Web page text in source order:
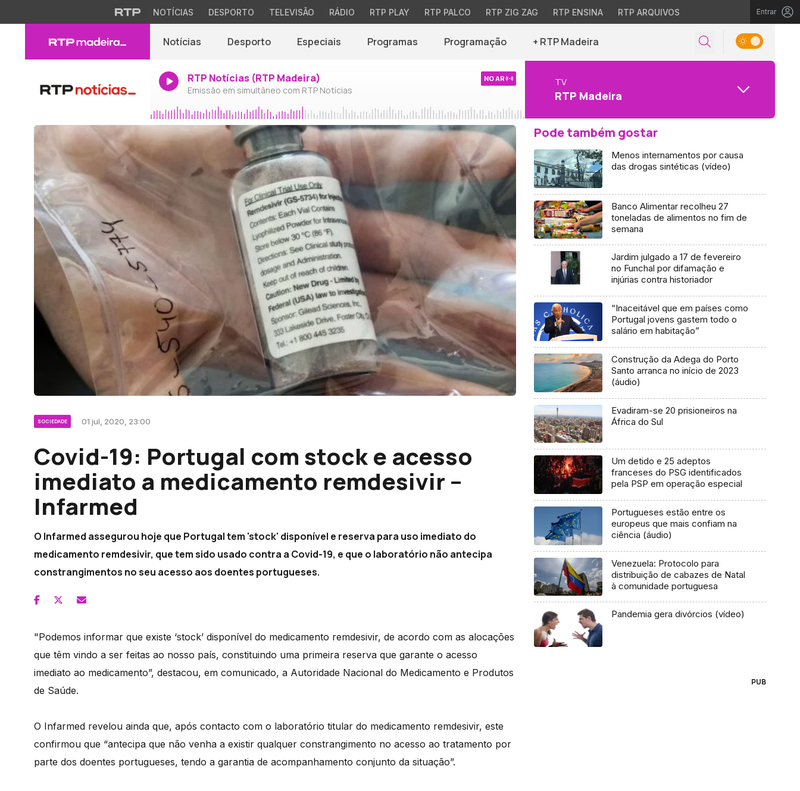
NOTÍCIAS DESPORTO TELEVISÃO RÁDIO RTP PLAY RTP PALCO RTP ZIG ZAG RTP ENSINA RTP ARQUIVOS Entrar
Notícias Desporto Especiais Programas Programação + RTP Madeira
RTP Notícias (RTP Madeira)
Emissão em simultâneo com RTP Notícias
NO AR TV
RTP Madeira
SOCIEDADE 01 jul, 2020, 23:00
Covid-19: Portugal com stock e acesso
imediato a medicamento remdesivir –
Infarmed
O Infarmed assegurou hoje que Portugal tem 'stock' disponível e reserva para uso imediato do
medicamento remdesivir, que tem sido usado contra a Covid-19, e que o laboratório não antecipa
constrangimentos no seu acesso aos doentes portugueses.
"Podemos informar que existe ‘stock’ disponível do medicamento remdesivir, de acordo com as alocações
que têm vindo a ser feitas ao nosso país, constituindo uma primeira reserva que garante o acesso
imediato ao medicamento”, destacou, em comunicado, a Autoridade Nacional do Medicamento e Produtos
de Saúde.
O Infarmed revelou ainda que, após contacto com o laboratório titular do medicamento remdesivir, este
confirmou que “antecipa que não venha a existir qualquer constrangimento no acesso ao tratamento por
parte dos doentes portugueses, tendo a garantia de acompanhamento conjunto da situação”.
Pode também gostar
Menos internamentos por causa
das drogas sintéticas (vídeo)
Banco Alimentar recolheu 27
toneladas de alimentos no fim de
semana
Jardim julgado a 17 de fevereiro
no Funchal por difamação e
injúrias contra historiador
“Inaceitável que em países como
Portugal jovens gastem todo o
salário em habitação”
Construção da Adega do Porto
Santo arranca no início de 2023
(áudio)
Evadiram-se 20 prisioneiros na
África do Sul
Um detido e 25 adeptos
franceses do PSG identificados
pela PSP em operação especial
Portugueses estão entre os
europeus que mais confiam na
ciência (áudio)
Venezuela: Protocolo para
distribuição de cabazes de Natal
à comunidade portuguesa
Pandemia gera divórcios (vídeo)
PUB